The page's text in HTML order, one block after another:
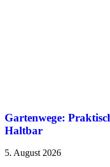
Gartenwege:
Haltbar
5. August 2026